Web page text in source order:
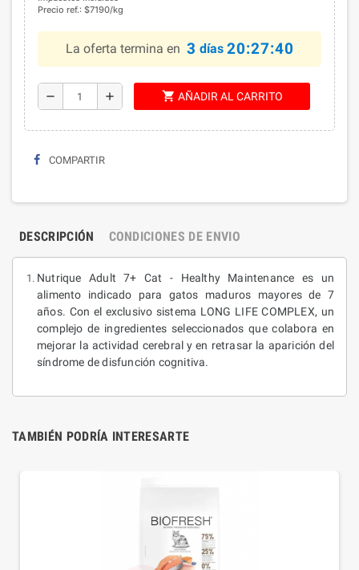
Precio ref.: $7190/kg
La oferta termina en 3 días 20:27:39
remove add shopping_cart AÑADIR AL CARRITO
COMPARTIR
DESCRIPCIÓN CONDICIONES DE ENVIO
Nutrique Adult 7+ Cat - Healthy Maintenance es un
alimento indicado para gatos maduros mayores de 7
años. Con el exclusivo sistema LONG LIFE COMPLEX, un
complejo de ingredientes seleccionados que colabora en
mejorar la actividad cerebral y en retrasar la aparición del
síndrome de disfunción cognitiva.
TAMBIÉN PODRÍA INTERESARTE